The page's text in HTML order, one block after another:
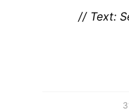
// Text: